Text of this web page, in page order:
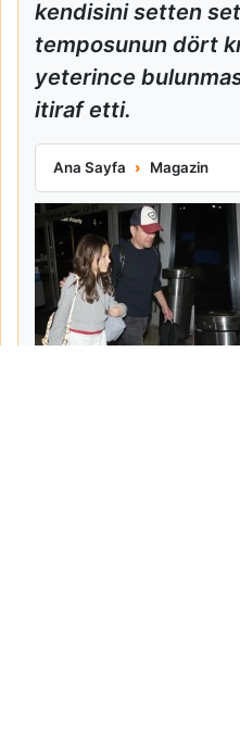
kendisini setten
temposunun dört
yeterince
itiraf etti.
Ana Sayfa Magazin
Matt Damon Babalık